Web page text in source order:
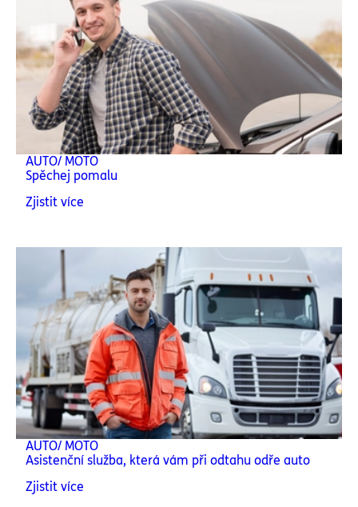
AUTO/ MOTO
Spěchej pomalu
Zjistit více
AUTO/ MOTO
Asistenční služba, která vám při odtahu odře auto
Zjistit více